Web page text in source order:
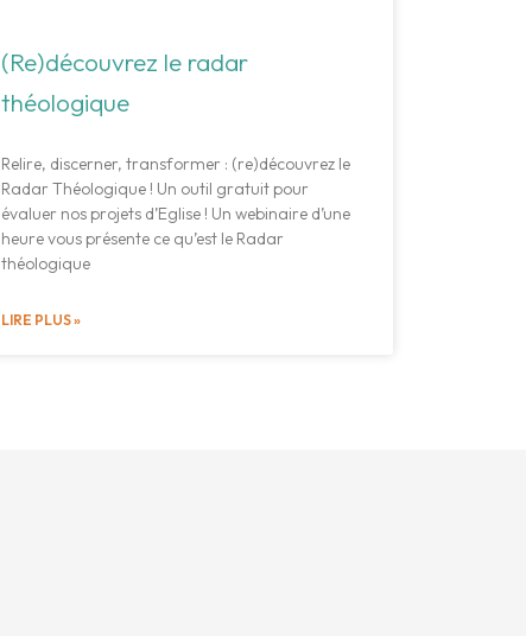
(Re)découvrez le radar
théologique
Relire, discerner, transformer : (re)découvrez le
Radar Théologique ! Un outil gratuit pour
évaluer nos projets d’Eglise ! Un webinaire d’une
heure vous présente ce qu’est le Radar
théologique
LIRE PLUS »